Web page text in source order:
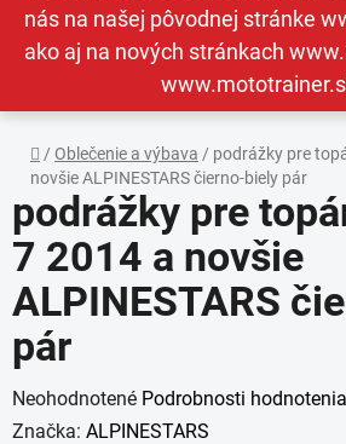
nás na našej pôvodnej stránke
ako aj na nových stránkach
Domov
/ Oblečenie a výbava / podrážky pre
novšie ALPINESTARS čierno-biely pár
podrážky pre
7 2014 a novšie
ALPINESTARS
pár
Priemerné
hodnotenie
Neohodnotené Podrobnosti hodnotenia
Značka: ALPINESTARS